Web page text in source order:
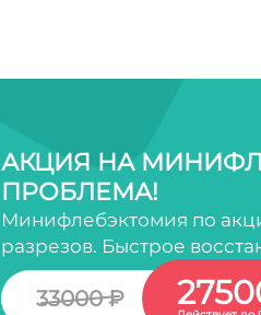
АКЦИЯ НА
ПРОБЛЕМА!
Минифлебэктомия по
разрезов. Быстрое
33000 ₽